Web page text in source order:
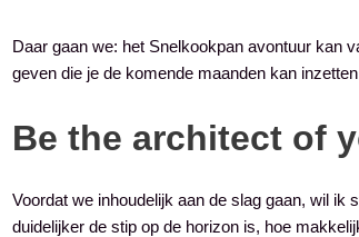
Daar gaan we: het Snelkookpan avontuur kan
geven die je de komende maanden kan
Be the architect of
Voordat we inhoudelijk aan de slag gaan, wil ik
duidelijker de stip op de horizon is, hoe